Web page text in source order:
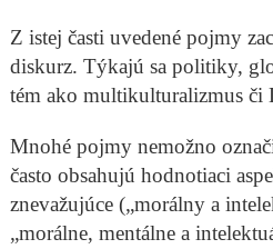
Z istej časti uvedené pojmy
diskurz. Týkajú sa politiky,
tém ako multikulturalizmus či
Mnohé pojmy nemožno
často obsahujú hodnotiaci
znevažujúce („morálny a
„morálne, mentálne a